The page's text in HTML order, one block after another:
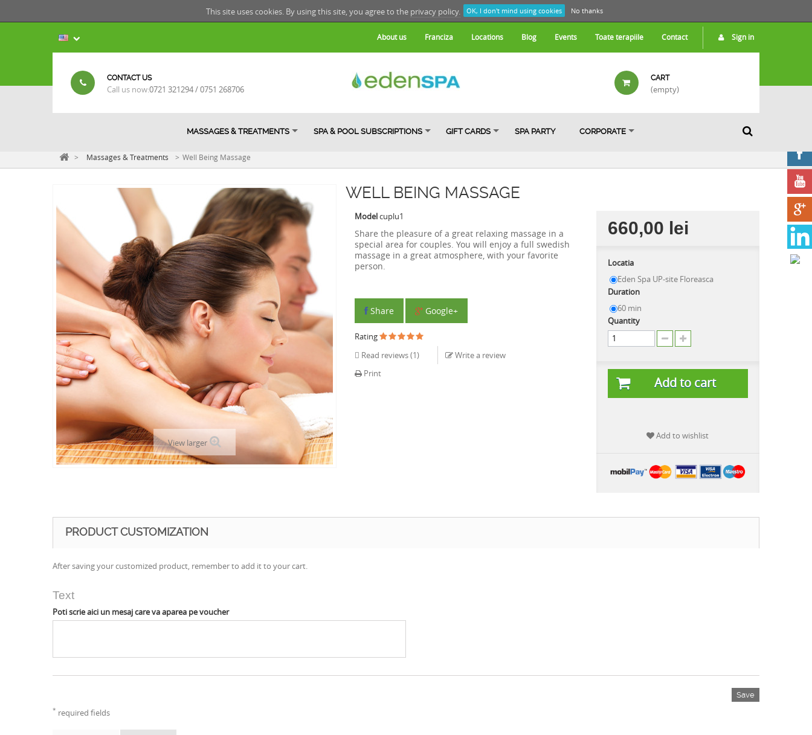
This site uses cookies. By using this site, you agree to the privacy policy. OK, I don't mind using cookies No thanks
Sign in
About us Franciza Locations Blog Events Toate terapiile Contact
CONTACT US
Call us now:0721 321294 / 0751 268706
CART
(empty)
MASSAGES & TREATMENTS SPA & POOL SUBSCRIPTIONS GIFT CARDS SPA PARTY CORPORATE
> Massages & Treatments > Well Being Massage
View larger
WELL BEING MASSAGE
Modelcuplu1
Share the pleasure of a great relaxing massage in a
special area for couples. You will enjoy a full swedish
massage in a great atmosphere, with your favorite
person.
Share Google+
Rating
Read reviews (1)
Write a review
Print
660,00 lei
Locatia
Eden Spa UP-site Floreasca
Duration
60 min
Quantity
Add to cart
Add to wishlist
PRODUCT CUSTOMIZATION
After saving your customized product, remember to add it to your cart.
Text
Poti scrie aici un mesaj care va aparea pe voucher
Save
* required fields